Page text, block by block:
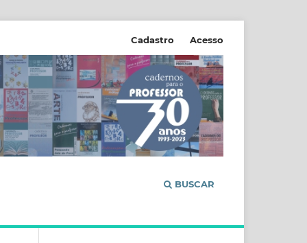
BUSCAR
Cadastro Acesso